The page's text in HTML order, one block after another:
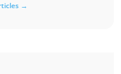
→